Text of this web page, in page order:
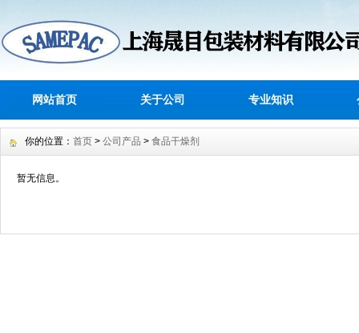
网站首页 关于公司 专业知识
你的位置： 首页 > 公司产品 > 食品干燥剂
暂无信息。